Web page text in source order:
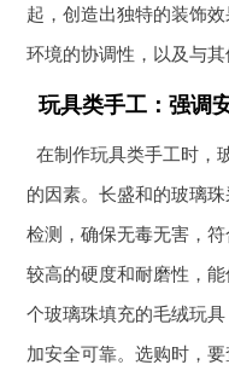
起，创造出独特的装饰
环境的协调性，以及与其
玩具类手工：强调
在制作玩具类手工时，
的因素。长盛和的玻璃
检测，确保无毒无害，
较高的硬度和耐磨性，
个玻璃珠填充的毛绒玩
加安全可靠。选购时，